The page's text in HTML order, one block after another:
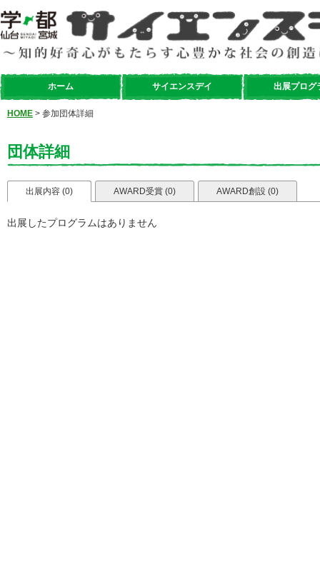
ホーム サイエンスデイ 出展プログ
HOME > 参加団体詳細
団体詳細
出展内容 (0) AWARD受賞 (0) AWARD創設 (0)
出展したプログラムはありません